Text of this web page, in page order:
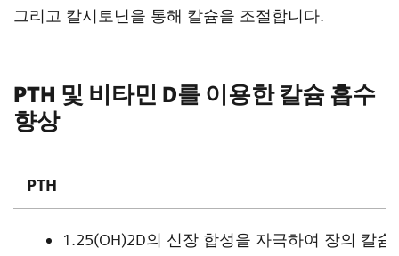
그리고 칼시토닌을 통해 칼슘을 조절합니다.
PTH 및 비타민 D를 이용한 칼슘 흡수
향상
PTH
1.25(OH)2D의 신장 합성을 자극하여 장의 칼